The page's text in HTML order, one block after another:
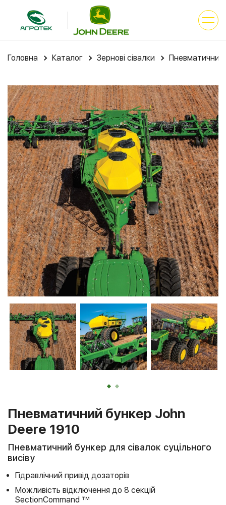
Головна Каталог Зернові сівалки Пневматичний
Пневматичний бункер John
Deere 1910
Пневматичний бункер для сівалок суцільного
висіву
Гідравлічний привід дозаторів
Можливість відключення до 8 секцій
SectionCommand ™